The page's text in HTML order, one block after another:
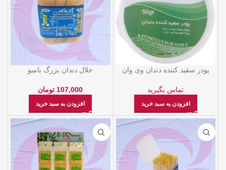
پودر سفید کننده دندان وی وان
تماس بگیرید
افزودن به سبد خرید
خلال دندان بزرگ بامبو
107,000 تومان
افزودن به سبد خرید